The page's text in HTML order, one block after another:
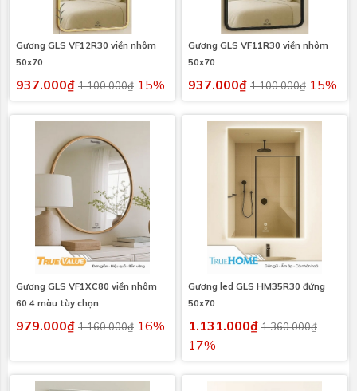
Gương GLS VF12R30 viền nhôm
50x70
937.000₫ 1.100.000₫ 15%
Gương GLS VF11R30 viền nhôm
50x70
937.000₫ 1.100.000₫ 15%
Gương GLS VF1XC80 viền nhôm
60 4 màu tùy chọn
979.000₫ 1.160.000₫ 16%
Gương led GLS HM35R30 đứng
50x70
1.131.000₫ 1.360.000₫
17%